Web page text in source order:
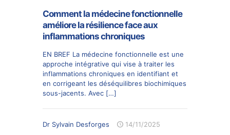
Comment la médecine fonctionnelle
améliore la résilience face aux
inflammations chroniques
EN BREF La médecine fonctionnelle est une
approche intégrative qui vise à traiter les
inflammations chroniques en identifiant et
en corrigeant les déséquilibres biochimiques
sous-jacents. Avec […]
Dr Sylvain Desforges 14/11/2025